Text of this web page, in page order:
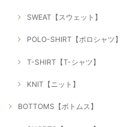
SWEAT【スウェット】
POLO-SHIRT【ポロシャツ】
T-SHIRT【T-シャツ】
KNIT【ニット】
BOTTOMS【ボトムス】